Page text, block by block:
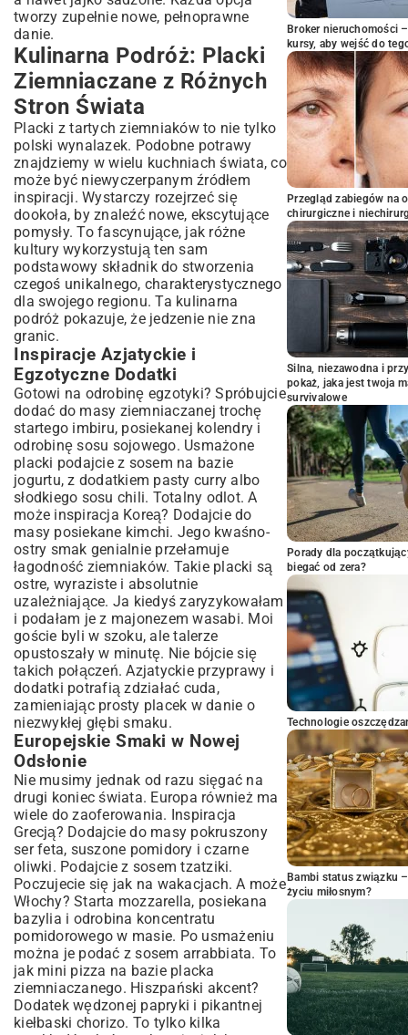
tworzy zupełnie nowe, pełnoprawne
danie.
Kulinarna Podróż: Placki
Ziemniaczane z Różnych
Stron Świata
Placki z tartych ziemniaków to nie tylko
polski wynalazek. Podobne potrawy
znajdziemy w wielu kuchniach świata, co
może być niewyczerpanym źródłem
inspiracji. Wystarczy rozejrzeć się
dookoła, by znaleźć nowe, ekscytujące
pomysły. To fascynujące, jak różne
kultury wykorzystują ten sam
podstawowy składnik do stworzenia
czegoś unikalnego, charakterystycznego
dla swojego regionu. Ta kulinarna
podróż pokazuje, że jedzenie nie zna
granic.
Inspiracje Azjatyckie i
Egzotyczne Dodatki
Gotowi na odrobinę egzotyki? Spróbujcie
dodać do masy ziemniaczanej trochę
startego imbiru, posiekanej kolendry i
odrobinę sosu sojowego. Usmażone
placki podajcie z sosem na bazie
jogurtu, z dodatkiem pasty curry albo
słodkiego sosu chili. Totalny odlot. A
może inspiracja Koreą? Dodajcie do
masy posiekane kimchi. Jego kwaśno-
ostry smak genialnie przełamuje
łagodność ziemniaków. Takie placki są
ostre, wyraziste i absolutnie
uzależniające. Ja kiedyś zaryzykowałam
i podałam je z majonezem wasabi. Moi
goście byli w szoku, ale talerze
opustoszały w minutę. Nie bójcie się
takich połączeń. Azjatyckie przyprawy i
dodatki potrafią zdziałać cuda,
zamieniając prosty placek w danie o
niezwykłej głębi smaku.
Europejskie Smaki w Nowej
Odsłonie
Nie musimy jednak od razu sięgać na
drugi koniec świata. Europa również ma
wiele do zaoferowania. Inspiracja
Grecją? Dodajcie do masy pokruszony
ser feta, suszone pomidory i czarne
oliwki. Podajcie z sosem tzatziki.
Poczujecie się jak na wakacjach. A może
Włochy? Starta mozzarella, posiekana
bazylia i odrobina koncentratu
pomidorowego w masie. Po usmażeniu
można je podać z sosem arrabbiata. To
jak mini pizza na bazie placka
ziemniaczanego. Hiszpański akcent?
Dodatek wędzonej papryki i pikantnej
kiełbaski chorizo. To tylko kilka
Broker nieruchomości
kursy, aby wejść do
Przegląd zabiegów na
chirurgiczne i
Silna, niezawodna i
pokaż, jaka jest twoja
survivalowe
Porady dla
biegać od zera?
Technologie
Bambi status związku
życiu miłosnym?